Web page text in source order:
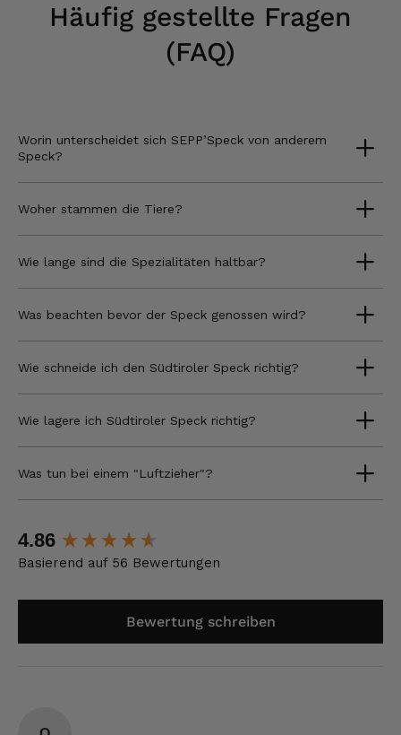
Häufig gestellte Fragen
(FAQ)
Worin unterscheidet sich SEPP’Speck von anderem
Speck?
Woher stammen die Tiere?
Wie lange sind die Spezialitäten haltbar?
Was beachten bevor der Speck genossen wird?
Wie schneide ich den Südtiroler Speck richtig?
Wie lagere ich Südtiroler Speck richtig?
Was tun bei einem "Luftzieher"?
4.86
Basierend auf 56 Bewertungen
Bewertung schreiben
New content loaded